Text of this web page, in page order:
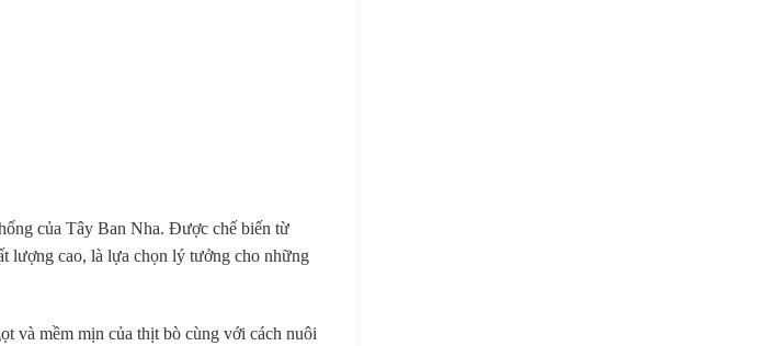
của Tây Ban Nha. Được chế biến từ
lượng cao, là lựa chọn lý tưởng cho những
và mềm mịn của thịt bò cùng với cách nuôi